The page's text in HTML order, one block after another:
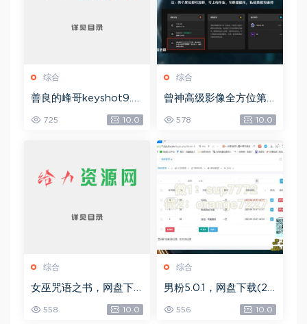
综合
善良的峰哥keyshot9.0
自学宝典，网盘下载(2.3
6G)
725 10.0
综合
曾神高级影像全方位第
四期，网盘下载(49.08
G)
578 10.0
综合
女巫咒语之书，网盘下
558 10.0
综合
男粉5.0.1，网盘下载(25
556 10.0